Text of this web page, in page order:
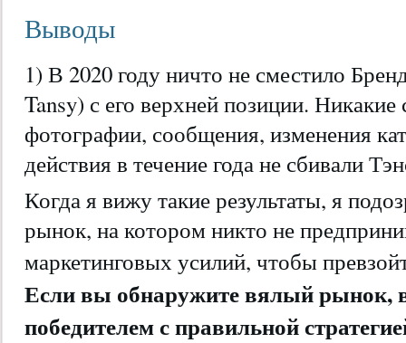
Выводы
1) В 2020 году ничто не сместило
Tansy) с его верхней позиции.
фотографии, сообщения, изменения
действия в течение года не сбивали
Когда я вижу такие результаты, я
рынок, на котором никто не
маркетинговых усилий, чтобы
Если вы обнаружите вялый рынок,
победителем с правильной